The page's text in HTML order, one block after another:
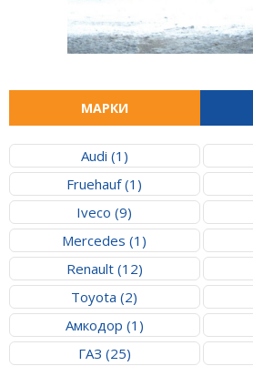
МАРКИ
Audi (1)
Fruehauf (1)
Iveco (9)
Mercedes (1)
Renault (12)
Toyota (2)
Амкодор (1)
ГАЗ (25)